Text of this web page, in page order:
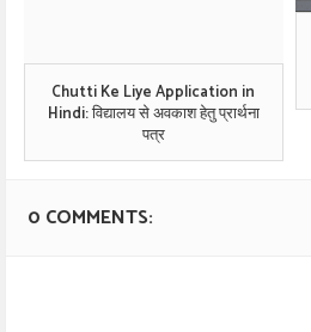
Chutti Ke Liye Application in
Hindi: विद्यालय से अवकाश हेतु प्रार्थना
पत्र
0 COMMENTS: